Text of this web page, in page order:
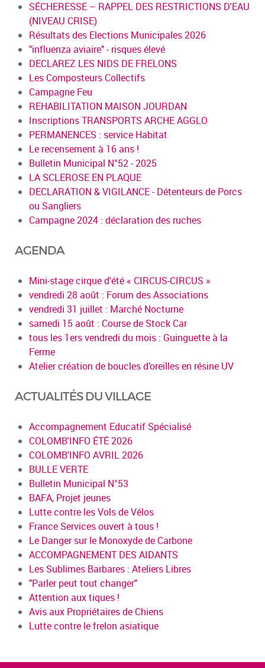
SÉCHERESSE – RAPPEL DES RESTRICTIONS D'EAU
(NIVEAU CRISE)
Résultats des Elections Municipales 2026
"influenza aviaire" - risques élevé
DECLAREZ LES NIDS DE FRELONS
Les Composteurs Collectifs
Campagne Feu
REHABILITATION MAISON JOURDAN
Inscriptions TRANSPORTS ARCHE AGGLO
PERMANENCES : service Habitat
Le recensement à 16 ans !
Bulletin Municipal N°52 - 2025
LA SCLEROSE EN PLAQUE
DECLARATION & VIGILANCE - Détenteurs de Porcs
ou Sangliers
Campagne 2024 : déclaration des ruches
AGENDA
Mini-stage cirque d'été « CIRCUS-CIRCUS »
vendredi 28 août : Forum des Associations
vendredi 31 juillet : Marché Nocturne
samedi 15 août : Course de Stock Car
tous les 1ers vendredi du mois : Guinguette à la
Ferme
Atelier création de boucles d’oreilles en résine UV
ACTUALITÉS DU VILLAGE
Accompagnement Educatif Spécialisé
COLOMB'INFO ÉTÉ 2026
COLOMB'INFO AVRIL 2026
BULLE VERTE
Bulletin Municipal N°53
BAFA, Projet jeunes
Lutte contre les Vols de Vélos
France Services ouvert à tous !
Le Danger sur le Monoxyde de Carbone
ACCOMPAGNEMENT DES AIDANTS
Les Sublimes Barbares : Ateliers Libres
"Parler peut tout changer"
Attention aux tiques !
Avis aux Propriétaires de Chiens
Lutte contre le frelon asiatique